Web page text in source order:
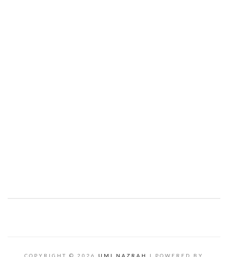
COPYRIGHT © 2026 UMI NAZRAH | POWERED BY